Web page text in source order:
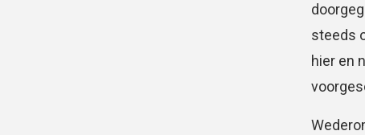
steeds
hier en